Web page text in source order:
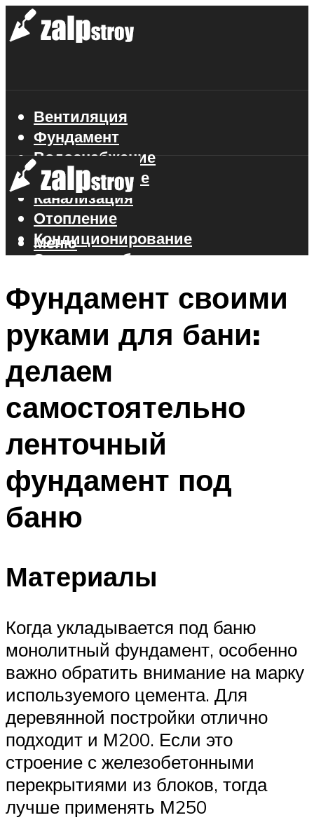
Вентиляция
Фундамент
Водоснабжение
Газоснабжение
Канализация
Отопление
Кондиционирование
Электроснабжение
Меню
Меню
Фундамент своими
руками для бани:
делаем
самостоятельно
ленточный
фундамент под
баню
Материалы
Когда укладывается под баню
монолитный фундамент, особенно
важно обратить внимание на марку
используемого цемента. Для
деревянной постройки отлично
подходит и М200. Если это
строение с железобетонными
перекрытиями из блоков, тогда
лучше применять М250